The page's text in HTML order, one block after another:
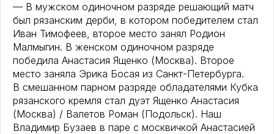
— В мужском одиночном разряде решающий матч
был рязанским дерби, в котором победителем стал
Иван Тимофеев, второе место занял Родион
Малмыгин. В женском одиночном разряде
победила Анастасия Ященко (Москва). Второе
место заняла Эрика Босая из Санкт-Петербурга.
В смешанном парном разряде обладателями Кубка
рязанского кремля стал дуэт Ященко Анастасия
(Москва) / Валетов Роман (Подольск). Наш
Владимир Бузаев в паре с москвичкой Анастасией